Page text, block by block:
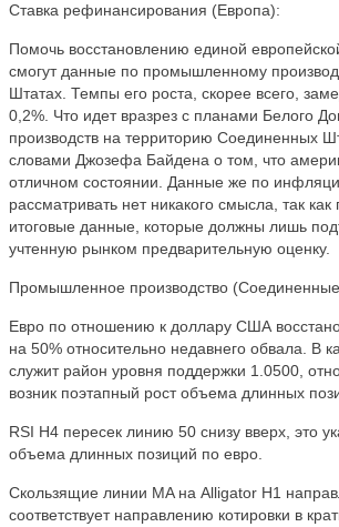
Ставка рефинансирования (Европа):
Помочь восстановлению единой
смогут данные по промышленному
Штатах. Темпы его роста, скорее всего,
0,2%. Что идет вразрез с планами Белого
производств на территорию Соединенных
словами Джозефа Байдена о том, что
отличном состоянии. Данные же по
рассматривать нет никакого смысла, так как
итоговые данные, которые должны лишь
учтенную рынком предварительную оценку.
Промышленное производство
Евро по отношению к доллару США
на 50% относительно недавнего обвала. В
служит район уровня поддержки 1.0500,
возник поэтапный рост объема длинных
RSI H4 пересек линию 50 снизу вверх, это
объема длинных позиций по евро.
Скользящие линии MA на Alligator H1
соответствует направлению котировки в